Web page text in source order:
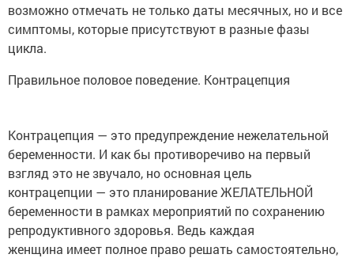
возможно отмечать не только даты месячных, но и все
симптомы, которые присутствуют в разные фазы
цикла.
Правильное половое поведение. Контрацепция
Контрацепция — это предупреждение нежелательной
беременности. И как бы противоречиво на первый
взгляд это не звучало, но основная цель
контрацепции — это планирование ЖЕЛАТЕЛЬНОЙ
беременности в рамках мероприятий по сохранению
репродуктивного здоровья. Ведь каждая
женщина имеет полное право решать самостоятельно,